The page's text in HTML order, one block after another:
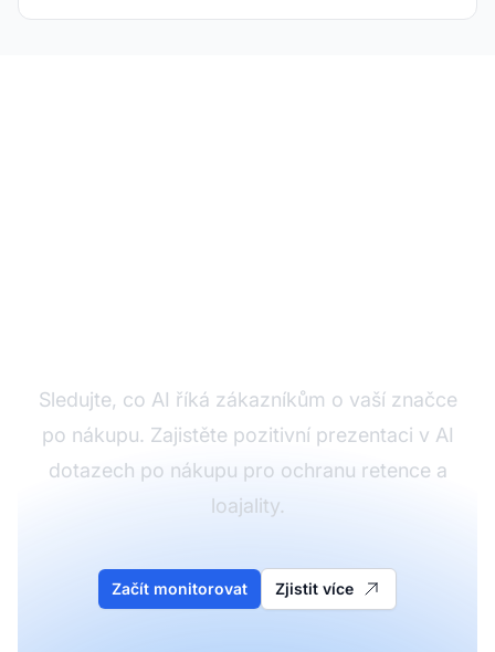
Sledujte, co AI říká zákazníkům o vaší značce
po nákupu. Zajistěte pozitivní prezentaci v AI
dotazech po nákupu pro ochranu retence a
loajality.
Začít monitorovat Zjistit více